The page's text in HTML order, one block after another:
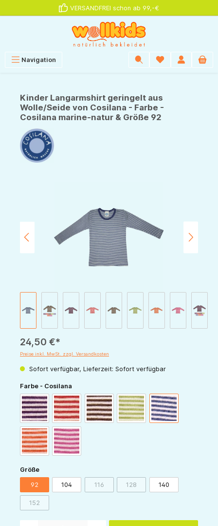
VERSANDFREI schon ab 99,-€
Navigation
Kinder Langarmshirt geringelt aus
Wolle/Seide von Cosilana - Farbe -
Cosilana marine-natur & Größe 92
24,50 €*
Preise inkl. MwSt. zzgl. Versandkosten
Sofort verfügbar, Lieferzeit: Sofort verfügbar
Farbe - Cosilana
pflaume-naturrot-natur schoko-naturgrün-naturmarine-natur
orange-naturpink-natur
Größeauswählen
92 104 116(Diese Option ist zurzeit nicht verfügbar.)
128(Diese Option ist zurzeit nicht
140
152(Diese Option ist zurzeit nicht verfügbar.)